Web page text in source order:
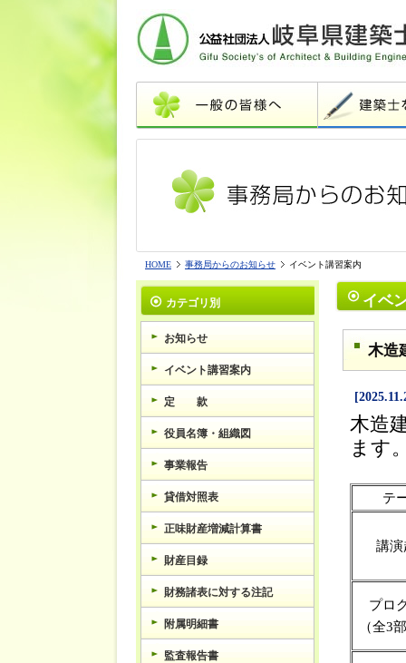
HOME 事務局からのお知らせ イベント講習案内
イベ
木造
木造
ます
テ
講
プロ
（全3
カテゴリ別
お知らせ
イベント講習案内
定 款
役員名簿・組織図
事業報告
貸借対照表
正味財産増減計算書
財産目録
財務諸表に対する注記
附属明細書
監査報告書